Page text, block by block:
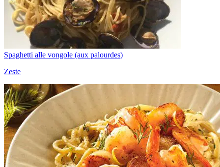
Spaghetti alle vongole (aux palourdes)
Zeste